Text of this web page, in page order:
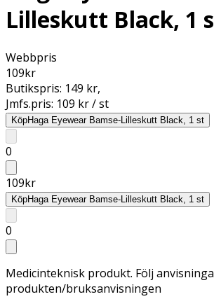
Lilleskutt Black, 1
Webbpris
109kr
Butikspris: 149 kr,
Jmfs.pris: 109 kr / st
KöpHaga Eyewear Bamse-Lilleskutt Black, 1 st
0
109kr
KöpHaga Eyewear Bamse-Lilleskutt Black, 1 st
0
Medicinteknisk produkt. Följ
produkten/bruksanvisningen